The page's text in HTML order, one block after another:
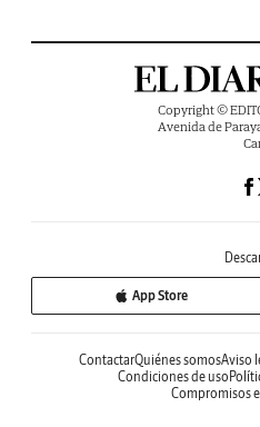
Copyright ©
Avenida de
App Store
ContactarQuiénes somosAviso
Condiciones de uso
Compromisos